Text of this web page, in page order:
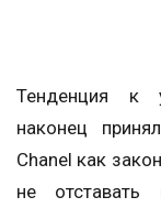
Тенденция к
наконец
Chanel как
не